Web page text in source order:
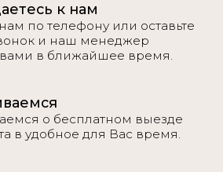
к нам
по телефону или оставьте
и наш менеджер
вами в ближайшее время.
о бесплатном выезде
в удобное для Вас время.